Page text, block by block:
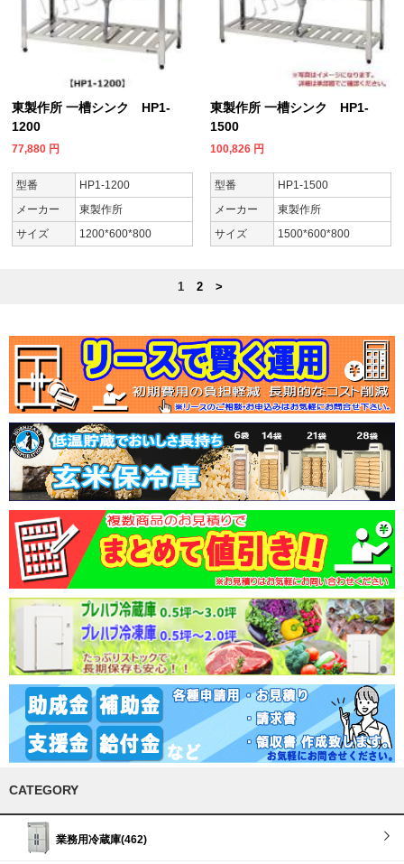
東製作所 一槽シンク HP1-
1200
77,880 円
型番
HP1-1200
メーカー
東製作所
サイズ
1200*600*800
東製作所 一槽シンク HP1-
1500
100,826 円
型番
HP1-1500
メーカー
東製作所
サイズ
1500*600*800
1 2 >
CATEGORY
業務用冷蔵庫(462)